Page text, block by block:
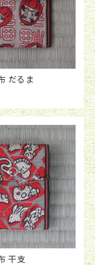
だるま
干支